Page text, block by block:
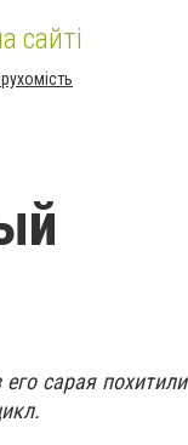
сайті
сарая похитили